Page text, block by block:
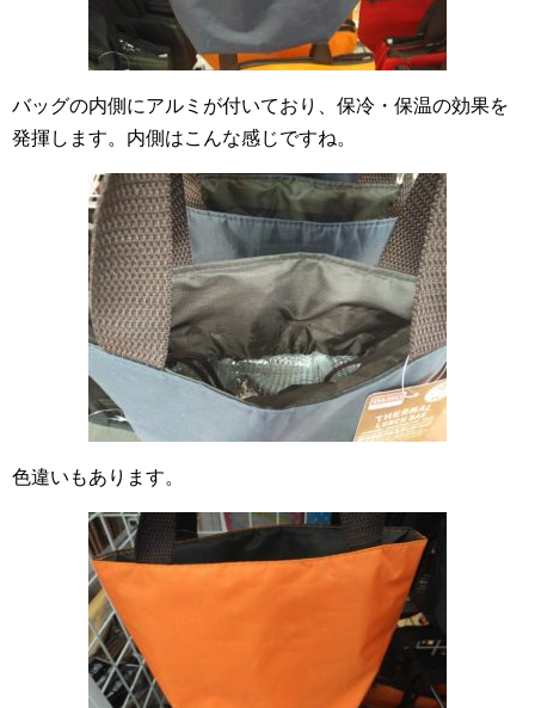
バッグの内側にアルミが付いており、保冷・保温の効果を
発揮します。内側はこんな感じですね。
色違いもあります。